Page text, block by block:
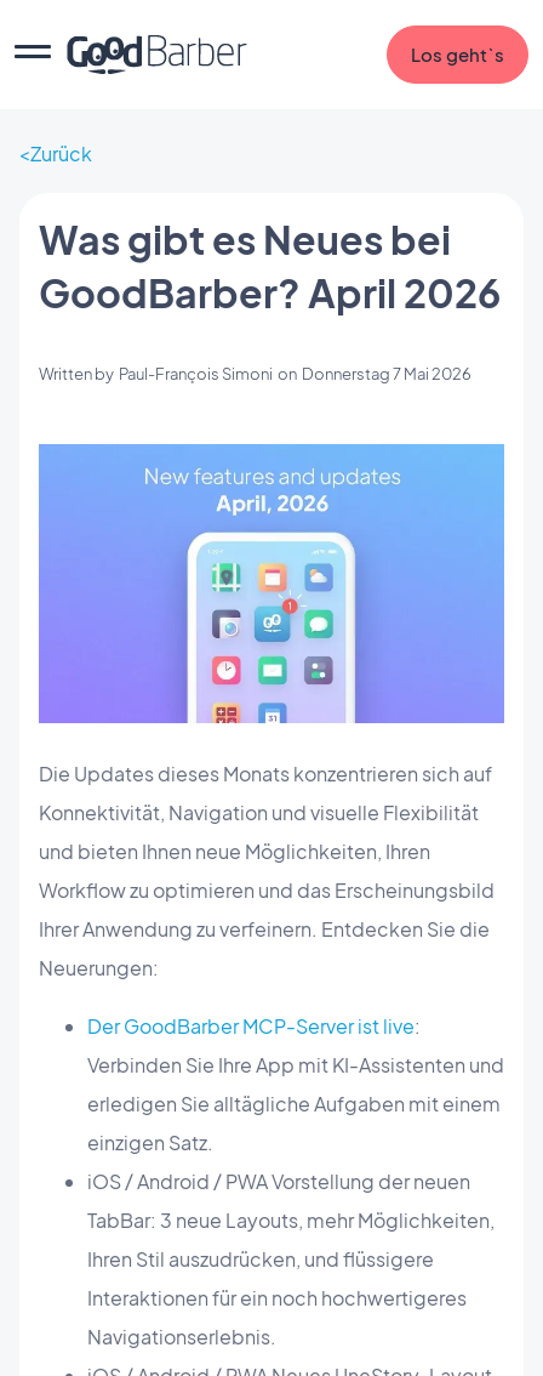
Los geht`s
Zurück
Was gibt es Neues bei
GoodBarber? April 2026
Written by Paul-François Simoni on Donnerstag 7 Mai 2026
Die Updates dieses Monats konzentrieren sich auf
Konnektivität, Navigation und visuelle Flexibilität
und bieten Ihnen neue Möglichkeiten, Ihren
Workflow zu optimieren und das Erscheinungsbild
Ihrer Anwendung zu verfeinern. Entdecken Sie die
Neuerungen:
Der GoodBarber MCP-Server ist live:
Verbinden Sie Ihre App mit KI-Assistenten und
erledigen Sie alltägliche Aufgaben mit einem
einzigen Satz.
iOS / Android / PWA Vorstellung der neuen
TabBar: 3 neue Layouts, mehr Möglichkeiten,
Ihren Stil auszudrücken, und flüssigere
Interaktionen für ein noch hochwertigeres
Navigationserlebnis.